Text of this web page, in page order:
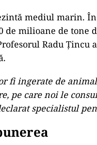
mediul marin.
milioane de tone
Radu Țincu
fi ingerate de
pe care noi le
specialistul